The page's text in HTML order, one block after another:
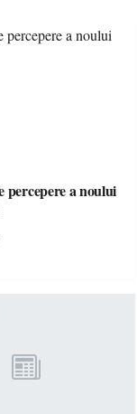
percepere a noului